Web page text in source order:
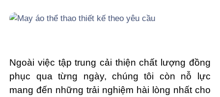
Ngoài việc tập trung cải thiện chất lượng đồng
phục qua từng ngày, chúng tôi còn nỗ lực
mang đến những trải nghiệm hài lòng nhất cho